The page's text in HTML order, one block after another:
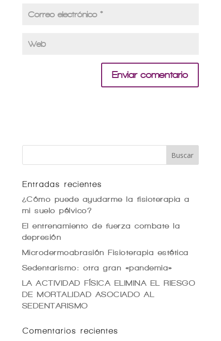
Entradas recientes
¿Cómo puede ayudarme la fisioterapia a
mi suelo pélvico?
El entrenamiento de fuerza combate la
depresión
Microdermoabrasión Fisioterapia estética
Sedentarismo: otra gran «pandemia»
LA ACTIVIDAD FÍSICA ELIMINA EL RIESGO
DE MORTALIDAD ASOCIADO AL
SEDENTARISMO
Comentarios recientes